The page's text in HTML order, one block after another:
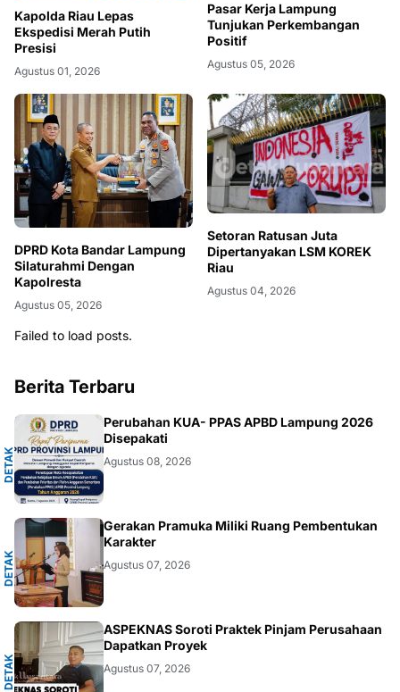
Kapolda Riau Lepas
Ekspedisi Merah Putih
Presisi
Agustus 01, 2026
Pasar Kerja Lampung
Tunjukan Perkembangan
Positif
Agustus 05, 2026
DPRD Kota Bandar Lampung
Silaturahmi Dengan
Kapolresta
Agustus 05, 2026
Setoran Ratusan Juta
Dipertanyakan LSM KOREK
Riau
Agustus 04, 2026
Failed to load posts.
Berita Terbaru
D
E
T
A
K
N
U
S
A
N
T
A
RA
Perubahan KUA- PPAS APBD Lampung 2026
Disepakati
Agustus 08, 2026
D
E
T
A
K
N
U
S
A
N
T
A
RA
Gerakan Pramuka Miliki Ruang Pembentukan
Karakter
Agustus 07, 2026
D
E
T
A
K
N
U
S
A
N
T
A
RA
ASPEKNAS Soroti Praktek Pinjam Perusahaan
Dapatkan Proyek
Agustus 07, 2026